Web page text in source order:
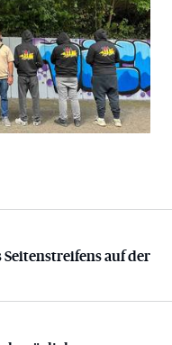
auf der A3
auf der
möglich